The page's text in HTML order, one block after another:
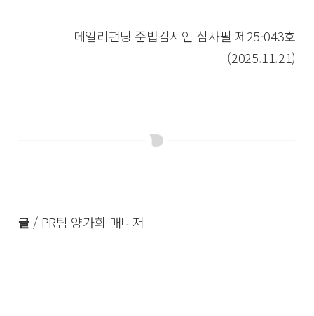
데일리펀딩 준법감시인 심사필 제25-043호
(2025.11.21)
글 / PR팀 양가희 매니저